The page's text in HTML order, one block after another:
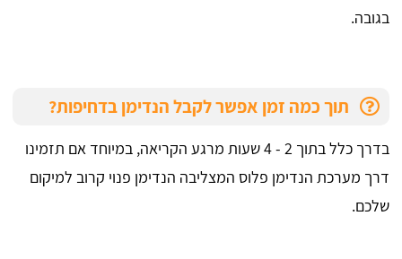
בגובה.
תוך כמה זמן אפשר לקבל הנדימן בדחיפות?
בדרך כלל בתוך 2 - 4 שעות מרגע הקריאה, במיוחד אם תזמינו
דרך מערכת הנדימן פלוס המצליבה הנדימן פנוי קרוב למיקום
שלכם.